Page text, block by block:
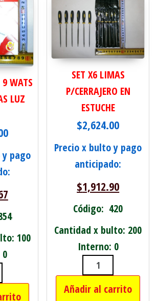
9 WATS
LUZ
pago
100
LEDS 9 WATS . 20MIL
SET X6 LIMAS
P/CERRAJERO EN
ESTUCHE
$2,624.00
Precio x bulto y pago
anticipado:
$1,912.90
Código: 420
Cantidad x bulto: 200
Interno: 0
SET X6 LIMAS
Añadir al carrito